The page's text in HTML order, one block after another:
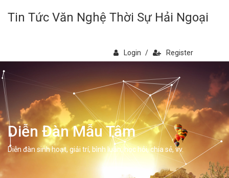
Tin Tức Văn Nghệ Thời Sự Hải Ngoại
Login / Register
Diễn Đàn Mẫu Tâm
Diễn đàn sinh hoạt, giải trí, bình luân, học hỏi, chia sẻ, vv.